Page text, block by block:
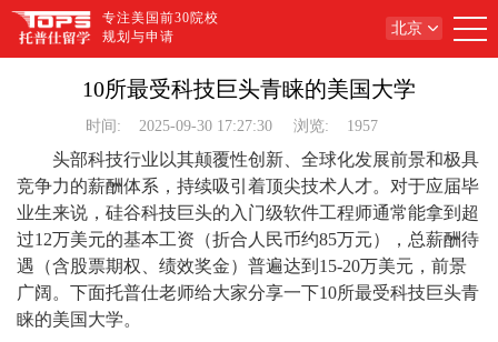
专注美国前30院校
规划与申请
北京
10所最受科技巨头青睐的美国大学
时间: 2025-09-30 17:27:30 浏览: 1957
头部科技行业以其颠覆性创新、全球化发展前景和极具
竞争力的薪酬体系，持续吸引着顶尖技术人才。对于应届毕
业生来说，硅谷科技巨头的入门级软件工程师通常能拿到超
过12万美元的基本工资（折合人民币约85万元），总薪酬待
遇（含股票期权、绩效奖金）普遍达到15-20万美元，前景
广阔。下面托普仕老师给大家分享一下10所最受科技巨头青
睐的美国大学。